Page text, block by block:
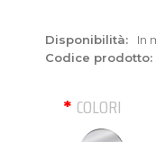
Disponibilità:
In
Codice prodotto:
COLORI